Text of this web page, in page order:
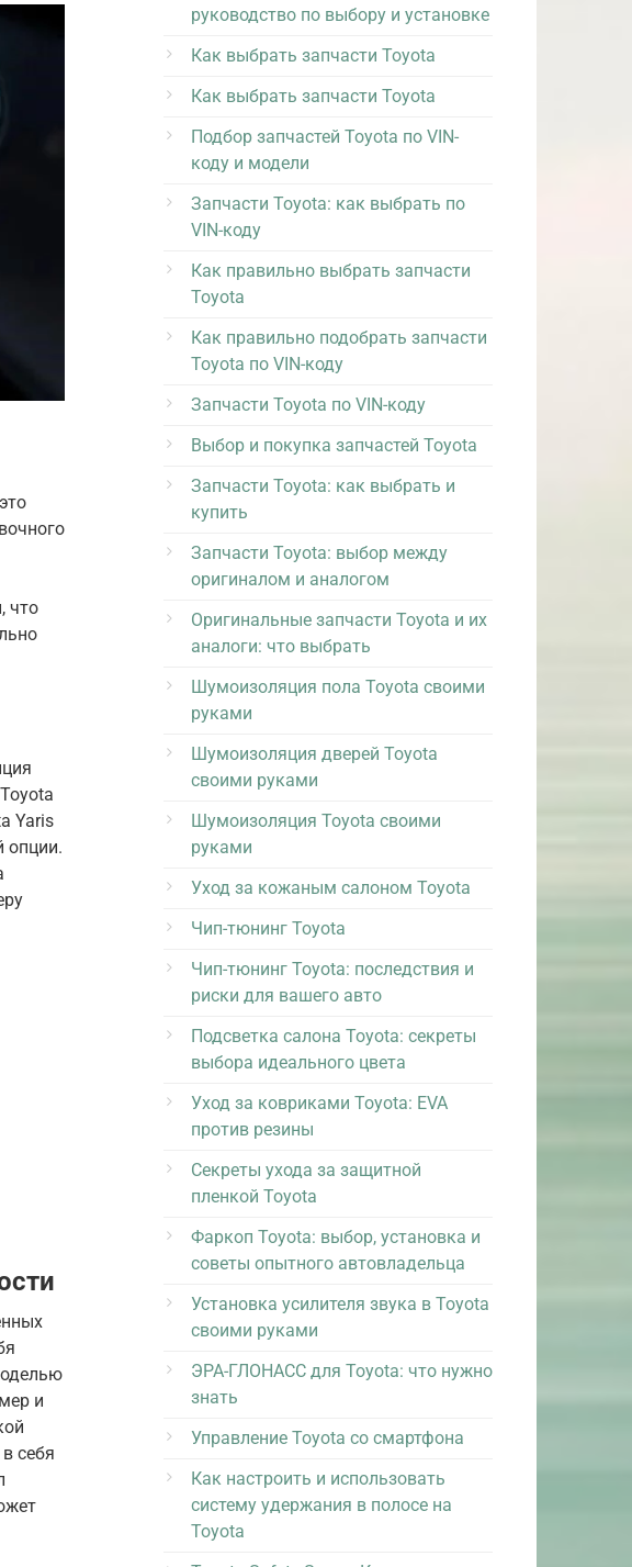
что
Yaris
опции.
и
себя
руководство по выбору и установке
Как выбрать запчасти Toyota
Как выбрать запчасти Toyota
Подбор запчастей Toyota по VIN-
коду и модели
Запчасти Toyota: как выбрать по
VIN-коду
Как правильно выбрать запчасти
Toyota
Как правильно подобрать запчасти
Toyota по VIN-коду
Запчасти Toyota по VIN-коду
Выбор и покупка запчастей Toyota
Запчасти Toyota: как выбрать и
купить
Запчасти Toyota: выбор между
оригиналом и аналогом
Оригинальные запчасти Toyota и их
аналоги: что выбрать
Шумоизоляция пола Toyota своими
руками
Шумоизоляция дверей Toyota
своими руками
Шумоизоляция Toyota своими
руками
Уход за кожаным салоном Toyota
Чип-тюнинг Toyota
Чип-тюнинг Toyota: последствия и
риски для вашего авто
Подсветка салона Toyota: секреты
выбора идеального цвета
Уход за ковриками Toyota: EVA
против резины
Секреты ухода за защитной
пленкой Toyota
Фаркоп Toyota: выбор, установка и
советы опытного автовладельца
Установка усилителя звука в Toyota
своими руками
ЭРА-ГЛОНАСС для Toyota: что нужно
знать
Управление Toyota со смартфона
Как настроить и использовать
систему удержания в полосе на
Toyota